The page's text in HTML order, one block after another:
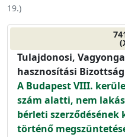
19.)
Tulajdonosi,
hasznosítási
A Budapest VIII.
szám alatti, nem
bérleti szerződésének
történő